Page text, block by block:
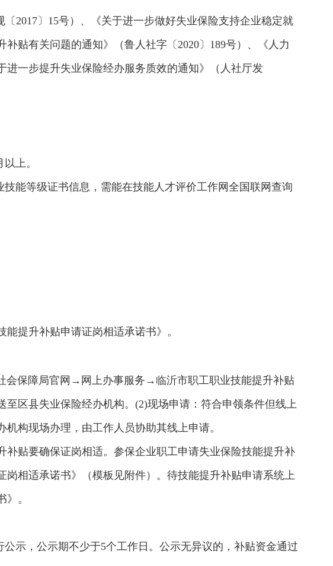
2017〕15号）、《关于进一步做好失业保险支持企业稳定就
贴有关问题的通知》（鲁人社字〔2020〕189号）、《人力
一步提升失业保险经办服务质效的通知》（人社厅发
上。
能等级证书信息，需能在技能人才评价工作网全国联网查询
提升补贴申请证岗相适承诺书》。
会保障局官网→网上办事服务→临沂市职工职业技能提升补贴
区县失业保险经办机构。(2)现场申请：符合申领条件但线上
构现场办理，由工作人员协助其线上申请。
贴要确保证岗相适。参保企业职工申请失业保险技能提升补
相适承诺书》（模板见附件）。待技能提升补贴申请系统上
。
示，公示期不少于5个工作日。公示无异议的，补贴资金通过